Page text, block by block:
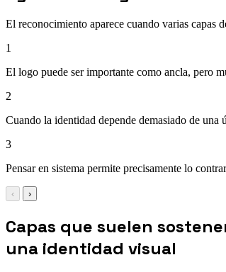
El reconocimiento aparece cuando varias capas
1
El logo puede ser importante como ancla, pero
2
Cuando la identidad depende demasiado de
3
Pensar en sistema permite precisamente lo
‹ ›
Capas que suelen
una identidad visual